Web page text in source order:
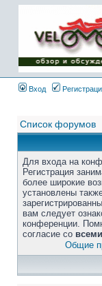
Вход
Список форумов
Для входа на
Регистрация
более широкие
установлены
вам следует
конференции.
согласие со всеми
Общие